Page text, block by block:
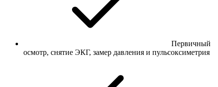
Первичный
осмотр, снятие ЭКГ, замер давления и пульсоксиметрия